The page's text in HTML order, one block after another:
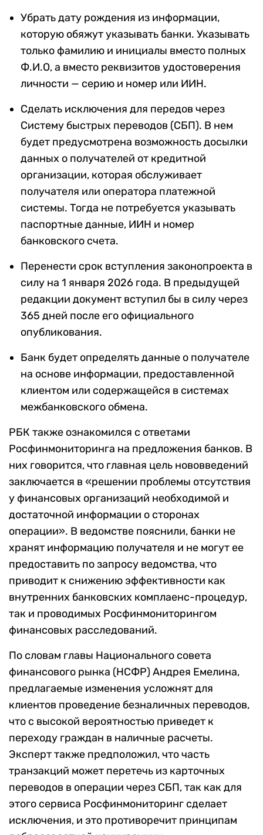
Убрать дату рождения из информации,
которую обяжут указывать банки. Указывать
только фамилию и инициалы вместо полных
Ф.И.О, а вместо реквизитов удостоверения
личности — серию и номер или ИИН.
Сделать исключения для передов через
Систему быстрых переводов (СБП). В нем
будет предусмотрена возможность досылки
данных о получателей от кредитной
организации, которая обслуживает
получателя или оператора платежной
системы. Тогда не потребуется указывать
паспортные данные, ИИН и номер
банковского счета.
Перенести срок вступления законопроекта в
силу на 1 января 2026 года. В предыдущей
редакции документ вступил бы в силу через
365 дней после его официального
опубликования.
Банк будет определять данные о получателе
на основе информации, предоставленной
клиентом или содержащейся в системах
межбанковского обмена.
РБК также ознакомился с ответами
Росфинмониторинга на предложения банков. В
них говорится, что главная цель нововведений
заключается в «решении проблемы отсутствия
у финансовых организаций необходимой и
достаточной информации о сторонах
операции». В ведомстве пояснили, банки не
хранят информацию получателя и не могут ее
предоставить по запросу ведомства, что
приводит к снижению эффективности как
внутренних банковских комплаенс-процедур,
так и проводимых Росфинмониторингом
финансовых расследований.
По словам главы Национального совета
финансового рынка (НСФР) Андрея Емелина,
предлагаемые изменения усложнят для
клиентов проведение безналичных переводов,
что с высокой вероятностью приведет к
переходу граждан в наличные расчеты.
Эксперт также предположил, что часть
транзакций может перетечь из карточных
переводов в операции через СБП, так как для
этого сервиса Росфинмониторинг сделает
исключения, и это противоречит принципам